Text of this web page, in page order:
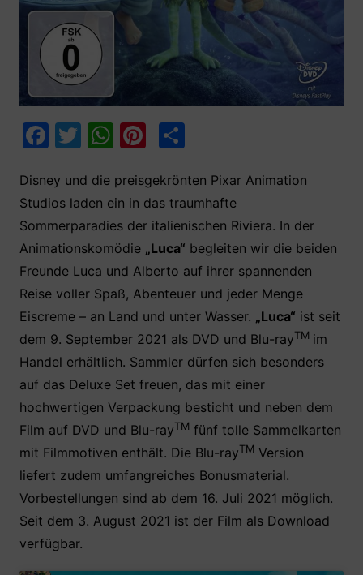
F
c
e
b
o
o
k
T
itt
er
W
at
s
A
p
p
Pi
er
e
st
le
n
Disney und die preisgekrönten Pixar Animation
Studios laden ein in das traumhafte
Sommerparadies der italienischen Riviera. In der
Animationskomödie „Luca“ begleiten wir die beiden
Freunde Luca und Alberto auf ihrer spannenden
Reise voller Spaß, Abenteuer und jeder Menge
Eiscreme – an Land und unter Wasser. „Luca“ ist seit
dem 9. September 2021 als DVD und Blu-rayTM im
Handel erhältlich. Sammler dürfen sich besonders
auf das Deluxe Set freuen, das mit einer
hochwertigen Verpackung besticht und neben dem
Film auf DVD und Blu-rayTM fünf tolle Sammelkarten
mit Filmmotiven enthält. Die Blu-rayTM Version
liefert zudem umfangreiches Bonusmaterial.
Vorbestellungen sind ab dem 16. Juli 2021 möglich.
Seit dem 3. August 2021 ist der Film als Download
verfügbar.